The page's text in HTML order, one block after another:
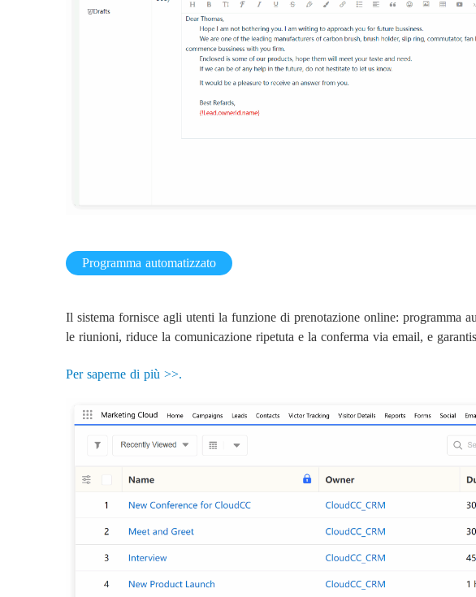
Programma automatizzato
Il sistema fornisce agli utenti la funzione di prenotazione online: programma
le riunioni, riduce la comunicazione ripetuta e la conferma via email, e
Per saperne di più >>.